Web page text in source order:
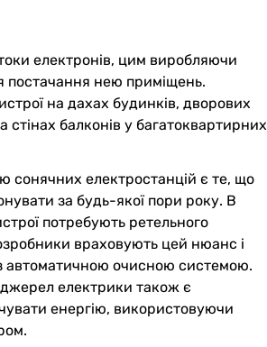
електронів, цим виробляючи
постачання нею приміщень.
на дахах будинків, дворових
стінах балконів у багатоквартирних
сонячних електростанцій є те, що
за будь-якої пори року. В
потребують ретельного
враховують цей нюанс і
автоматичною очисною системою.
електрики також є
енергію, використовуючи